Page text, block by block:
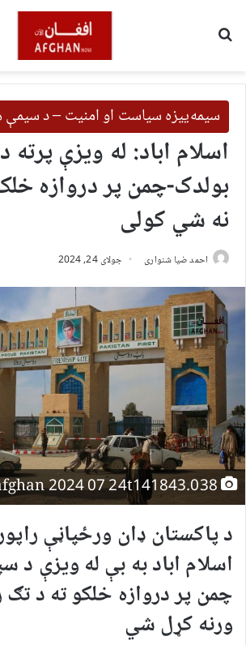
سیمه‌ییزه سیاست او امنیت – د سیمې
اسلام اباد: له ویزې
بولدک-چمن پر دروازه
نه شي کولی
احمد ضیا شنواری جولای 24, 2024
د پاکستان ډان ورځپاڼې
اسلام اباد به بې له ویزې د
چمن پر دروازه خلکو ته د تګ
ورنه کړل شي